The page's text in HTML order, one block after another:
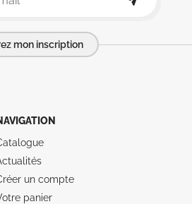
mon inscription
un compte
panier